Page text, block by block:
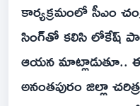
కార్యక్రమంలో సీఎం
సింగ్‌తో కలిసి లోకేష్
ఆయన మాట్లాడుతూ.. ఈ
అనంతపురం జిల్లా